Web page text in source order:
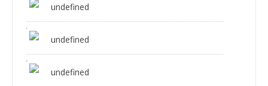
undefined
undefined
undefined